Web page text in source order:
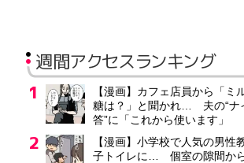
週間アクセスランキング
【漫画】カフェ店員から「ミ
糖は？」と聞かれ… 夫の“ナ
答”に「これから使います」
【漫画】小学校で人気の男性
子トイレに… 個室の隙間か